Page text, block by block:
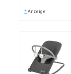
* Anzeige